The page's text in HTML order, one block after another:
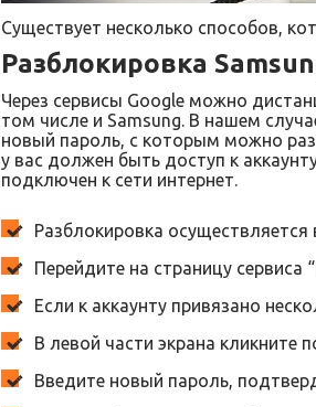
Существует несколько способов,
Разблокировка
Через сервисы Google можно
том числе и Samsung. В нашем
новый пароль, с которым можно
у вас должен быть доступ к
подключен к сети интернет.
Разблокировка
Перейдите на страницу сервиса
Если к аккаунту привязано
В левой части экрана кликните
Введите новый пароль,